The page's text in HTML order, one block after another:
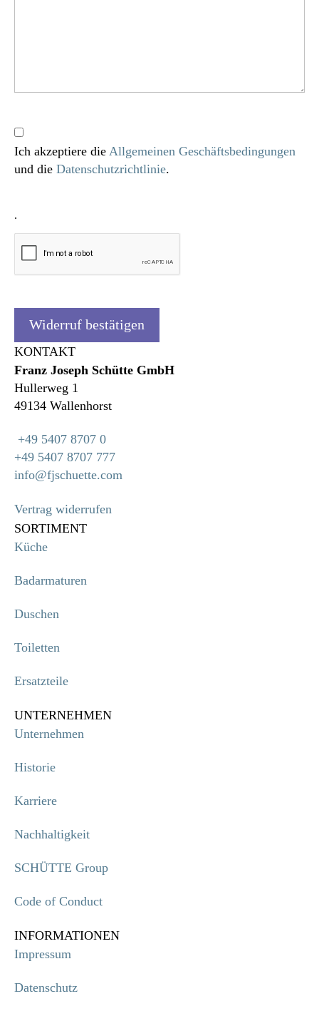
Ich akzeptiere die Allgemeinen Geschäftsbedingungen
und die Datenschutzrichtlinie.
.
Widerruf bestätigen
KONTAKT
Franz Joseph Schütte GmbH
Hullerweg 1
49134 Wallenhorst
+49 5407 8707 0
+49 5407 8707 777
info@fjschuette.com
Vertrag widerrufen
SORTIMENT
Küche
Badarmaturen
Duschen
Toiletten
Ersatzteile
UNTERNEHMEN
Unternehmen
Historie
Karriere
Nachhaltigkeit
SCHÜTTE Group
Code of Conduct
INFORMATIONEN
Impressum
Datenschutz